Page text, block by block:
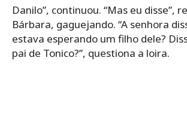
Danilo”, continuou. “Mas eu disse”,
Bárbara, gaguejando. “A senhora
estava esperando um filho dele?
pai de Tonico?”, questiona a loira.